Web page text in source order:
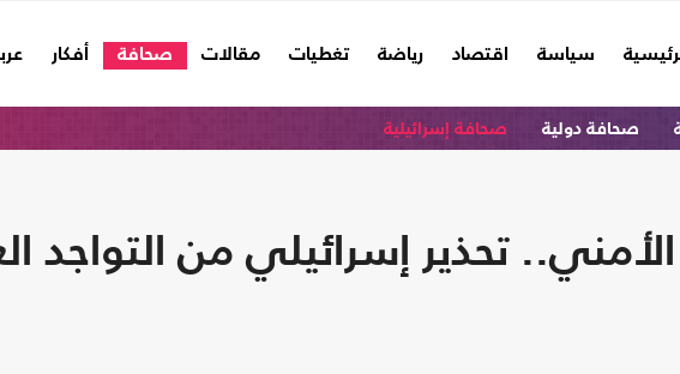
(current) سياسة اقتصاد رياضة تغطيات مقالات صحافة أفكار
صحافة دولية صحافة إسرائيلية
تحذير إسرائيلي من